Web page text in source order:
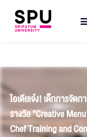
ไอเดียเจ๋ง! เด็กการจัด
รางวัล “Creative
Chef Training and